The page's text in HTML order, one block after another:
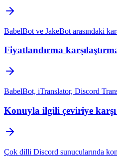
BabelBot ve JakeBot arasındaki
Fiyatlandırma
BabelBot, iTranslator, Discord
Konuyla ilgili çeviriye
Çok dilli Discord sunucularında